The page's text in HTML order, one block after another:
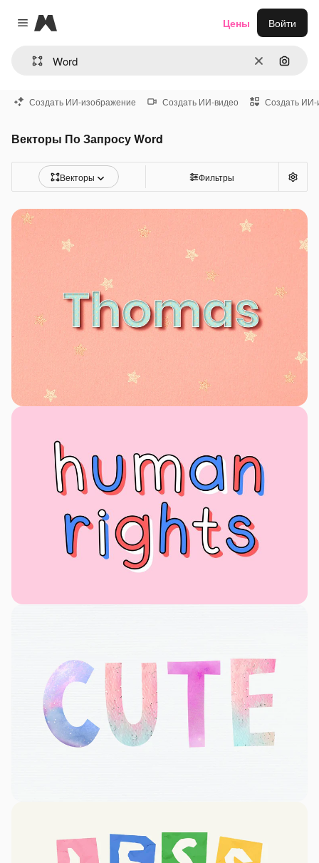
Close menu
Magnific
ОчиститьПоиск
Цены Войти
Создать ИИ-изображение Создать ИИ-видео Создать ИИ-
Векторы По Запросу Word
Векторы Фильтры